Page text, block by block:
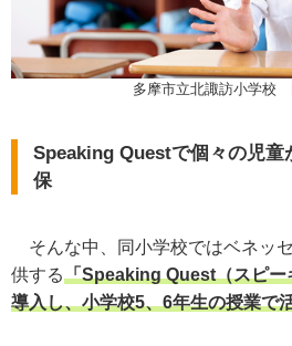
多摩市立北諏訪小学校
Speaking Questで個々の児童
保
そんな中、同小学校ではベネッ
供する「Speaking Quest（スピー
導入し、小学校5、6年生の授業で